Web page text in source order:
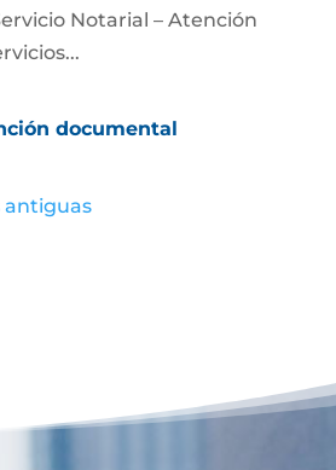
Notarial – Atención
documental
antiguas